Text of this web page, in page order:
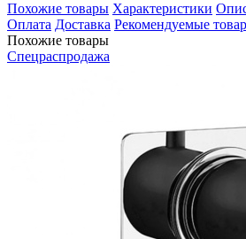
Похожие товары Характеристики
Оплата Доставка Рекомендуемые
Похожие товары
Спецраспродажа